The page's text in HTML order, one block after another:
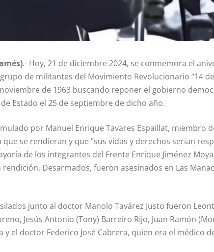
.- Hoy, 21 de diciembre 2024, se conmemora el
de militantes del Movimiento Revolucionario “14
de 1963 buscando reponer el gobierno
Estado el 25 de septiembre de dicho año.
por Manuel Enrique Tavares Espaillat, miembro
se rendieran y que “sus vidas y derechos serian
de los integrantes del Frente Enrique Jiménez
Desarmados, fueron asesinados en Las
junto al doctor Manolo Tavárez Justo fueron
Jesús Antonio (Tony) Barreiro Rijo, Juan Ramón
y el doctor Federico José Cabrera, quien era el médico